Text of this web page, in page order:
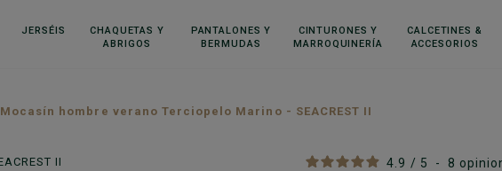
JERSÉIS
CHAQUETAS Y
ABRIGOS
PANTALONES Y
BERMUDAS
CINTURONES Y
MARROQUINERÍA
CALCETINES &
ACCESORIOS
Mocasín hombre verano Terciopelo Marino - SEACREST II
4.9 / 5 - 8